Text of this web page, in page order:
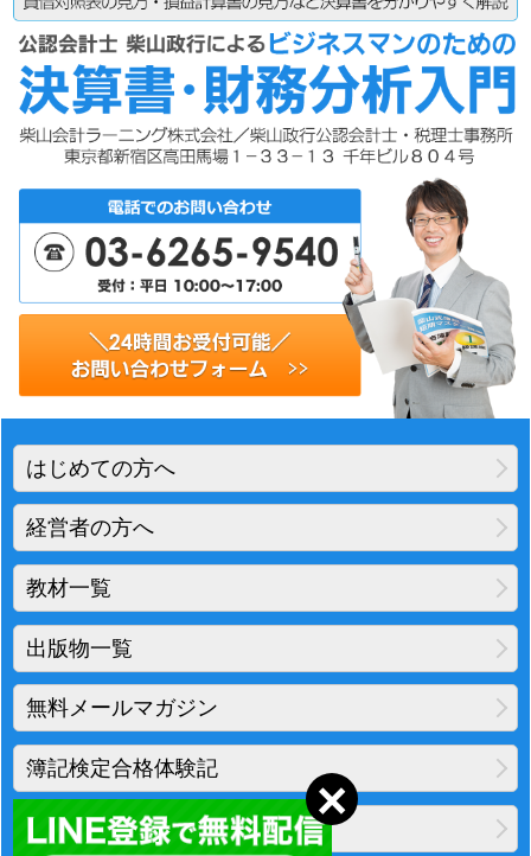
はじめての方へ
経営者の方へ
教材一覧
出版物一覧
無料メールマガジン
簿記検定合格体験記
地図・アクセス